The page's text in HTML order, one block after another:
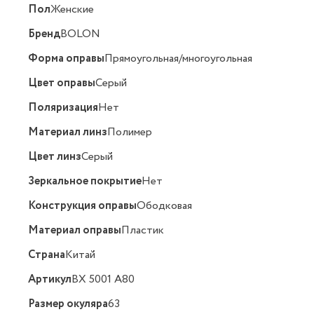
ПолЖенские
БрендBOLON
Форма оправыПрямоугольная/многоугольная
Цвет оправыСерый
ПоляризацияНет
Материал линзПолимер
Цвет линзСерый
Зеркальное покрытиеНет
Конструкция оправыОбодковая
Материал оправыПластик
СтранаКитай
АртикулBX 5001 A80
Размер окуляра63